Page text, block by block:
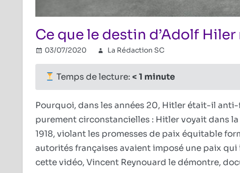
Ce que le destin d’Adolf Hiler
03/07/2020 La Rédaction SC
Temps de lecture: < 1 minute
Pourquoi, dans les années 20, Hitler était-il
purement circonstancielles : Hitler voyait dans
1918, violant les promesses de paix équitable
autorités françaises avaient imposé une paix
cette vidéo, Vincent Reynouard le démontre,